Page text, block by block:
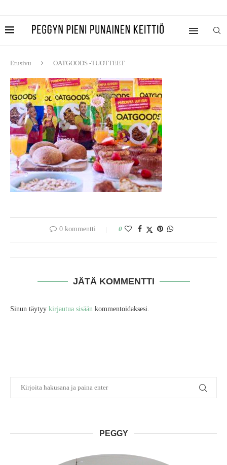
Etusivu OATGOODS -TUOTTEET
0 kommentti 0
JÄTÄ KOMMENTTI
Sinun täytyy kirjautua sisään kommentoidaksesi.
PEGGY